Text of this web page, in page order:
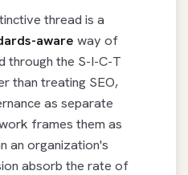
thread is a
aware way of
through the S-I-C-T
than treating SEO,
as separate
frames them as
an organization's
absorb the rate of